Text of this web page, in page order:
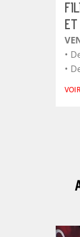
•
•